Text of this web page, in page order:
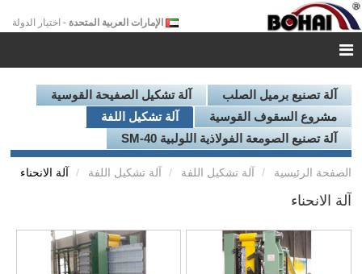
الإمارات العربية المتحدة - اختيار الدولة
آلة تصنيع برميل الصلب
آلة تشكيل الصفيحة القوسية
مشروع السقوف القوسية
آلة تشكيل اللفة
آلة تصنيع الصومعة الفولاذية اللولبية SM-40
الصفحة الرئيسية آلة تشكيل اللفة آلة تشكيل اللفة آلة الانحناء
آلة الانحناء